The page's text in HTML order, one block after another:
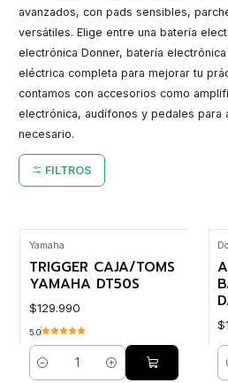
avanzados, con pads sensibles,
versátiles. Elige entre una batería
electrónica Donner, batería
eléctrica completa para mejorar tu
contamos con accesorios como
electrónica, audífonos y pedales para
necesario.
FILTROS
Yamaha
TRIGGER CAJA/TOMS
YAMAHA DT50S
$129.990
5.0
Cantidad